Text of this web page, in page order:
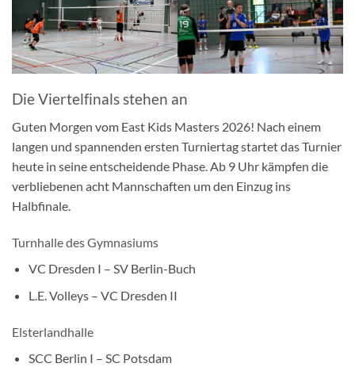
Die Viertelfinals stehen an
Guten Morgen vom East Kids Masters 2026! Nach einem
langen und spannenden ersten Turniertag startet das Turnier
heute in seine entscheidende Phase. Ab 9 Uhr kämpfen die
verbliebenen acht Mannschaften um den Einzug ins
Halbfinale.
Turnhalle des Gymnasiums
VC Dresden I – SV Berlin-Buch
L.E. Volleys – VC Dresden II
Elsterlandhalle
SCC Berlin I – SC Potsdam